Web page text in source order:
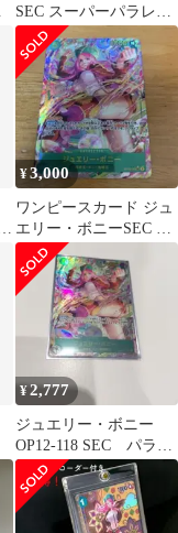
SEC スーパーパラレル
(コミパラ) OP12-118
¥3,000
ワンピースカード ジュ
エリー・ボニーSEC パ
ラレル OP12-118 師弟
の絆
¥2,777
ジュエリー・ボニー
OP12-118 SEC パラレ
ル